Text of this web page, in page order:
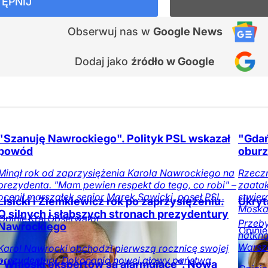
Obserwuj nas w Google News
Dodaj jako źródło w Google
Nawrockiego". Polityk PSL wskazał
rok od zaprzysiężenia Karola Nawrockiego na
"Mam pewien respekt do tego, co robi" –
marszałek senior Marek Sawicki, poseł PSL.
KrajObserwator
Opinie
i Ziemkiewicz rok po zaprzysiężeniu.
silnych i słabszych stronach prezydentury
Nawrocki obchodzi pierwszą rocznicę swojej
Dokonania nowej głowy państwa
ekspertów są alarmujące". Nowa